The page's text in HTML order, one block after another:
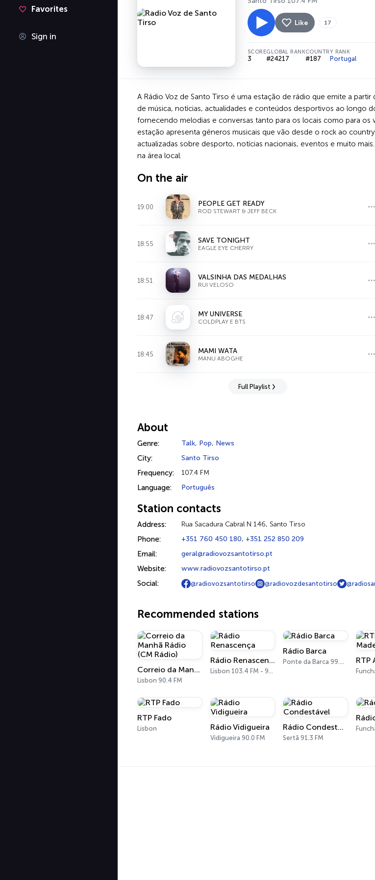
Favorites
Sign in
Like 17
SCORE
3
GLOBAL RANK
#24217
COUNTRY RANK
#187 Portugal
A Rádio Voz de Santo Tirso é uma estação de rádio que emite a
de música, notícias, actualidades e conteúdos desportivos ao longo
fornecendo melodias e conversas tanto para os locais como para os
estação apresenta géneros musicais que vão desde o rock ao
actualizadas sobre desporto, notícias nacionais, eventos e muito
na área local.
On the air
19:00 PEOPLE GET READY
ROD STEWART & JEFF BECK
18:55 SAVE TONIGHT
EAGLE EYE CHERRY
18:51 VALSINHA DAS MEDALHAS
RUI VELOSO
18:47 MY UNIVERSE
COLDPLAY E BTS
18:45 MAMI WATA
MANU ABOGHE
Full Playlist
About
Genre: Talk, Pop, News
City: Santo Tirso
Frequency: 107.4 FM
Language: Português
Station contacts
Address: Rua Sacadura Cabral N 146, Santo Tirso
Phone: +351 760 450 180, +351 252 850 209
Email: geral@radiovozsantotirso.pt
Website: www.radiovozsantotirso.pt
Social: @radiovozsantotirso @radiovozdesantotirso
Recommended stations
Correio da Manhã Rádio (CM Rádio)
Lisbon 90.4 FM
Rádio Renascença
Lisbon 103.4 FM - 963 AM
Rádio Barca
Ponte da Barca 99.6 FM
RTP Fado
Lisbon Rádio Vidigueira
Vidigueira 90.0 FM
Rádio Condestável
Sertã 91.3 FM